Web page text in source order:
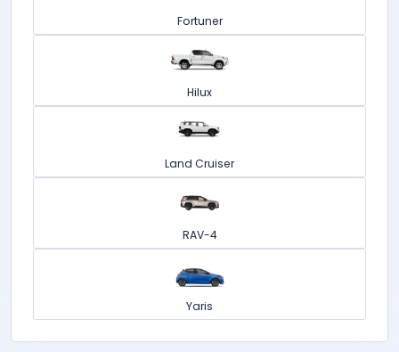
Fortuner
Hilux
Land Cruiser
RAV-4
Yaris